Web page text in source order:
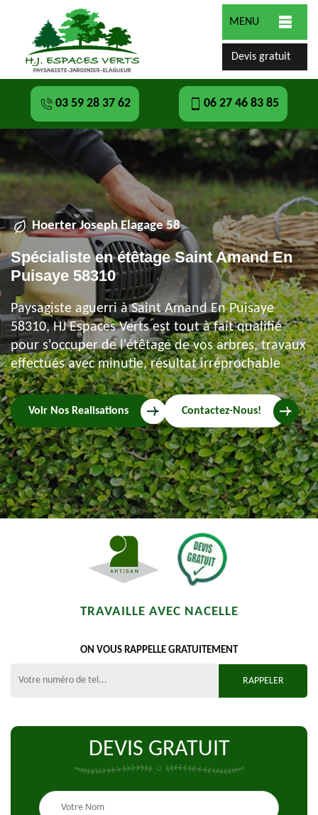
MENU
Devis gratuit
03 59 28 37 62 06 27 46 83 85
Hoerter Joseph Elagage 58
Spécialiste en étêtage Saint Amand En
Puisaye 58310
Paysagiste aguerri à Saint Amand En Puisaye
58310, HJ Espaces Verts est tout à fait qualifié
pour s'occuper de l'étêtage de vos arbres, travaux
effectués avec minutie, résultat irréprochable
Voir Nos Realisations Contactez-Nous!
TRAVAILLE AVEC NACELLE
ON VOUS RAPPELLE GRATUITEMENT
DEVIS GRATUIT